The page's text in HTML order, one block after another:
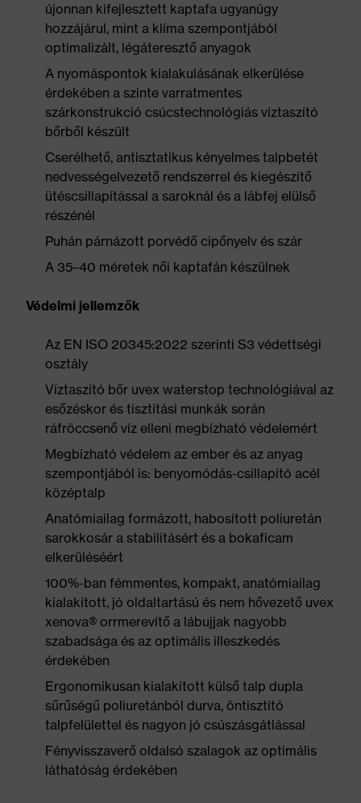
újonnan kifejlesztett kaptafa ugyanúgy
hozzájárul, mint a klíma szempontjából
optimalizált, légáteresztő anyagok
A nyomáspontok kialakulásának elkerülése
érdekében a szinte varratmentes
szárkonstrukció csúcstechnológiás víztaszító
bőrből készült
Cserélhető, antisztatikus kényelmes talpbetét
nedvességelvezető rendszerrel és kiegészítő
ütéscsillapítással a saroknál és a lábfej elülső
részénél
Puhán párnázott porvédő cipőnyelv és szár
A 35–40 méretek női kaptafán készülnek
Védelmi jellemzők
Az EN ISO 20345:2022 szerinti S3 védettségi
osztály
Víztaszító bőr uvex waterstop technológiával az
esőzéskor és tisztítási munkák során
ráfröccsenő víz elleni megbízható védelemért
Megbízható védelem az ember és az anyag
szempontjából is: benyomódás-csillapító acél
középtalp
Anatómiailag formázott, habosított poliuretán
sarokkosár a stabilitásért és a bokaficam
elkerüléséért
100%-ban fémmentes, kompakt, anatómiailag
kialakított, jó oldaltartású és nem hővezető uvex
xenova® orrmerevítő a lábujjak nagyobb
szabadsága és az optimális illeszkedés
érdekében
Ergonomikusan kialakított külső talp dupla
sűrűségű poliuretánból durva, öntisztító
talpfelülettel és nagyon jó csúszásgátlással
Fényvisszaverő oldalsó szalagok az optimális
láthatóság érdekében